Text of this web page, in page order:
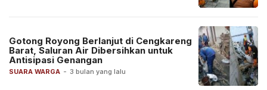
SUARA WARGA - 3 bulan yang lalu
Gotong Royong Berlanjut di Cengkareng
Barat, Saluran Air Dibersihkan untuk
Antisipasi Genangan